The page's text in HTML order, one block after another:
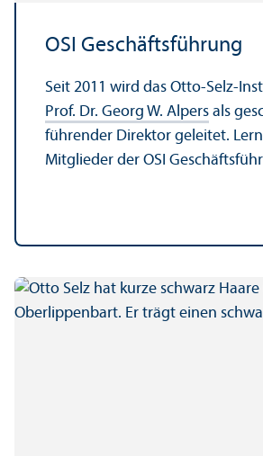
OSI Geschäfts­führung
Seit 2011 wird das Otto-Selz-
Prof. Dr. Georg W. Alpers als
führender Direktor geleitet.
Mitglieder der OSI